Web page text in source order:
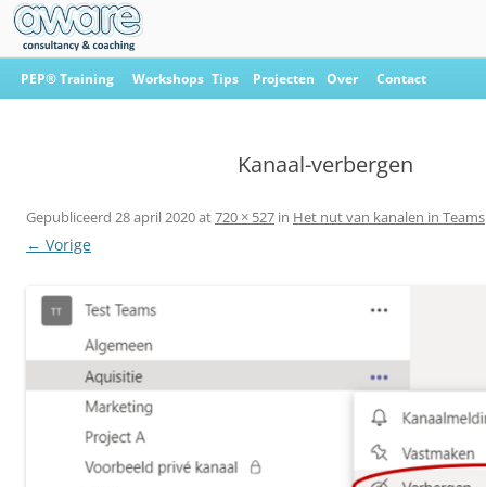
Ga
naar
PEP® Training Workshops Tips Projecten Over Contact
Kanaal-verbergen
Gepubliceerd 28 april 2020at720 × 527 in Het nut van kanalen in Teams
← Vorige